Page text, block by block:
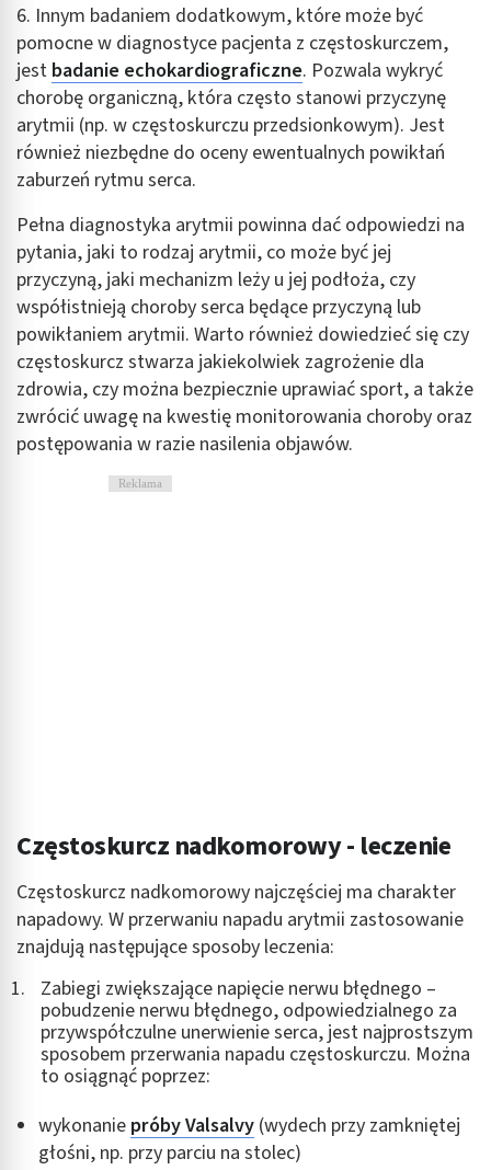
6. Innym badaniem dodatkowym, które może być
pomocne w diagnostyce pacjenta z częstoskurczem,
jest badanie echokardiograficzne. Pozwala wykryć
chorobę organiczną, która często stanowi przyczynę
arytmii (np. w częstoskurczu przedsionkowym). Jest
również niezbędne do oceny ewentualnych powikłań
zaburzeń rytmu serca.
Pełna diagnostyka arytmii powinna dać odpowiedzi na
pytania, jaki to rodzaj arytmii, co może być jej
przyczyną, jaki mechanizm leży u jej podłoża, czy
współistnieją choroby serca będące przyczyną lub
powikłaniem arytmii. Warto również dowiedzieć się czy
częstoskurcz stwarza jakiekolwiek zagrożenie dla
zdrowia, czy można bezpiecznie uprawiać sport, a także
zwrócić uwagę na kwestię monitorowania choroby oraz
postępowania w razie nasilenia objawów.
Reklama
Częstoskurcz nadkomorowy - leczenie
Częstoskurcz nadkomorowy najczęściej ma charakter
napadowy. W przerwaniu napadu arytmii zastosowanie
znajdują następujące sposoby leczenia:
Zabiegi zwiększające napięcie nerwu błędnego –
pobudzenie nerwu błędnego, odpowiedzialnego za
przywspółczulne unerwienie serca, jest najprostszym
sposobem przerwania napadu częstoskurczu. Można
to osiągnąć poprzez:
wykonanie próby Valsalvy (wydech przy zamkniętej
głośni, np. przy parciu na stolec)
Wydajność (Performance)
Reklama / śledzenie